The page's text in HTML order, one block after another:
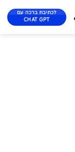
לכתיבת ברכה עם
CHAT GPT